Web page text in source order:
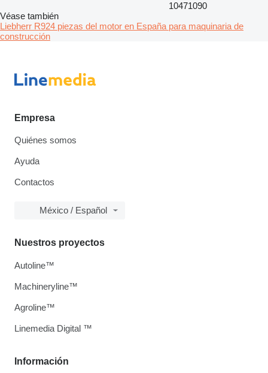
10471090
Véase también
Liebherr R924 piezas del motor en España para maquinaria de
construcción
Empresa
Quiénes somos
Ayuda
Contactos
México / Español
Información
Nuestros proyectos
Autoline™
Machineryline™
Agroline™
Linemedia Digital ™